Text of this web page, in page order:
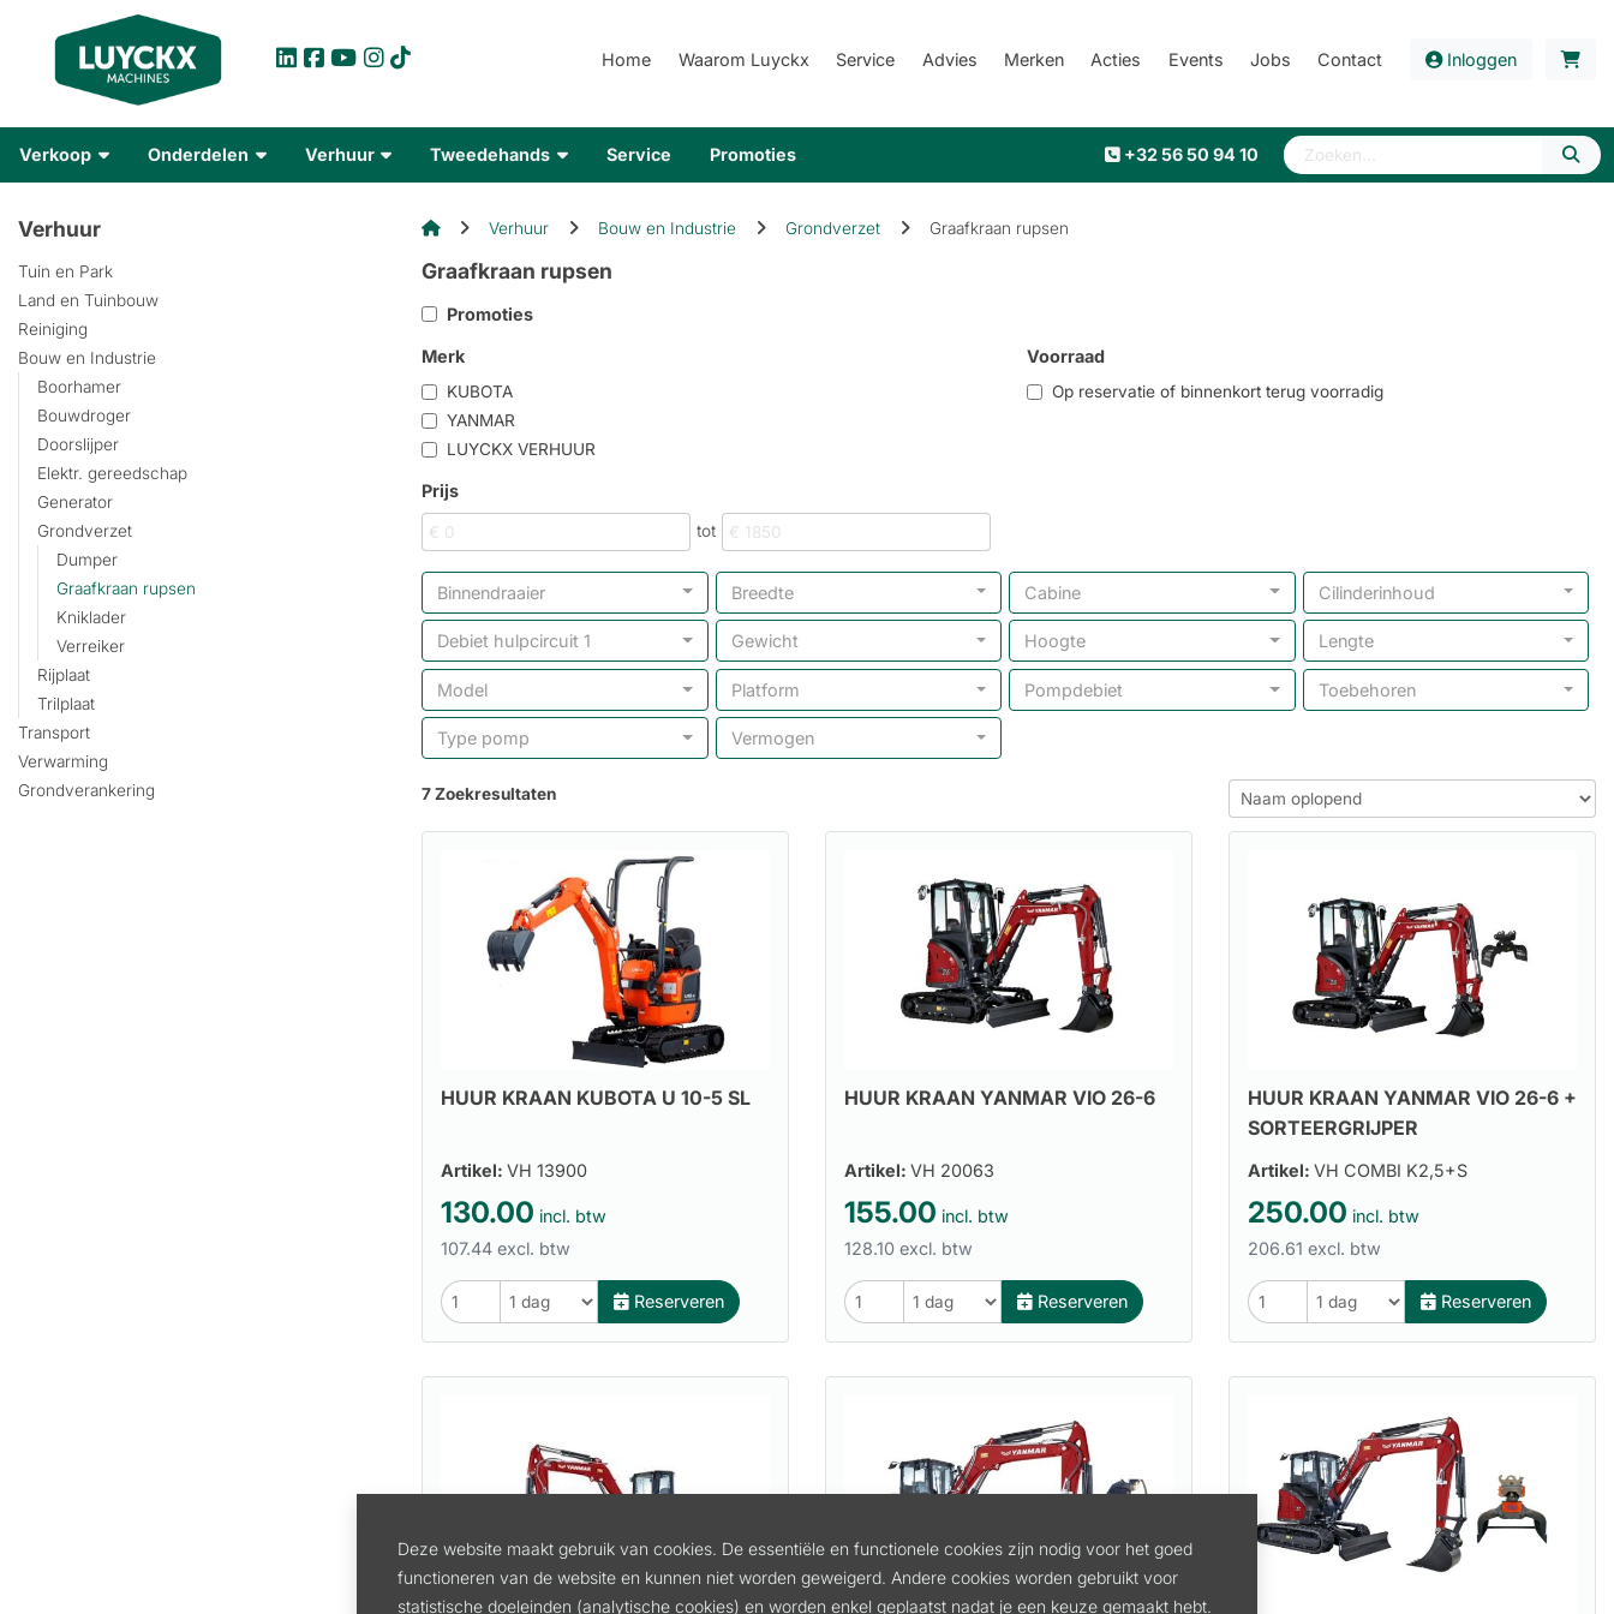
Home Waarom Luyckx Service Advies Merken Acties Events Jobs Contact Inloggen
Verkoop Onderdelen Verhuur Tweedehands Service Promoties +32 56 50 94 10
Verhuur
Tuin en Park
Land en Tuinbouw
Reiniging
Bouw en Industrie
Boorhamer
Bouwdroger
Doorslijper
Elektr. gereedschap
Generator
Grondverzet
Dumper
Graafkraan rupsen
Kniklader
Verreiker
Rijplaat
Trilplaat
Transport
Verwarming
Grondverankering
Verhuur Bouw en Industrie Grondverzet Graafkraan rupsen
Graafkraan rupsen
Promoties
Merk
KUBOTA
YANMAR
LUYCKX VERHUUR
Voorraad
Op reservatie of binnenkort terug voorradig
Prijs
tot
Binnendraaier Breedte Cabine Cilinderinhoud
Debiet hulpcircuit 1 Gewicht Hoogte Lengte
Model Platform Pompdebiet Toebehoren
Type pomp Vermogen
7 Zoekresultaten
HUUR KRAAN KUBOTA U 10-5 SL
Artikel: VH 13900
130.00 incl. btw
107.44 excl. btw
Reserveren
HUUR KRAAN YANMAR VIO 26-6
Artikel: VH 20063
155.00 incl. btw
128.10 excl. btw
Reserveren
HUUR KRAAN YANMAR VIO 26-6 +
SORTEERGRIJPER
Artikel: VH COMBI K2,5+S
250.00 incl. btw
206.61 excl. btw
Reserveren
Deze website maakt gebruik van cookies. De essentiële en functionele cookies zijn nodig voor het goed
functioneren van de website en kunnen niet worden geweigerd. Andere cookies worden gebruikt voor
statistische doeleinden (analytische cookies) en worden enkel geplaatst nadat je een keuze gemaakt hebt.